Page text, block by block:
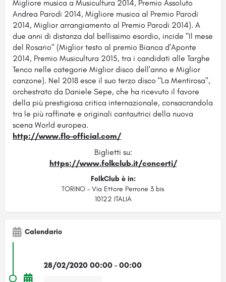
Migliore musica a Musicultura 2014, Premio Assoluto
Andrea Parodi 2014, Migliore musica al Premio Parodi
2014, Miglior arrangiamento al Premio Parodi 2014). A
due anni di distanza dal bellissimo esordio, incide "Il mese
del Rosario" (Miglior testo al premio Bianca d’Aponte
2014, Premio Musicultura 2015, tra i candidati alle Targhe
Tenco nelle categorie Miglior disco dell'anno e Miglior
canzone). Nel 2018 esce il suo terzo disco "La Mentirosa",
orchestrato da Daniele Sepe, che ha ricevuto il favore
della più prestigiosa critica internazionale, consacrandola
tra le più raffinate e originali cantautrici della nuova
scena World europea.
http://www.flo-official.com/
Biglietti su:
https://www.folkclub.it/concerti/
FolkClub è in:
TORINO – Via Ettore Perrone 3 bis
10122 ITALIA
Calendario
28/02/2020 00:00 - 00:00